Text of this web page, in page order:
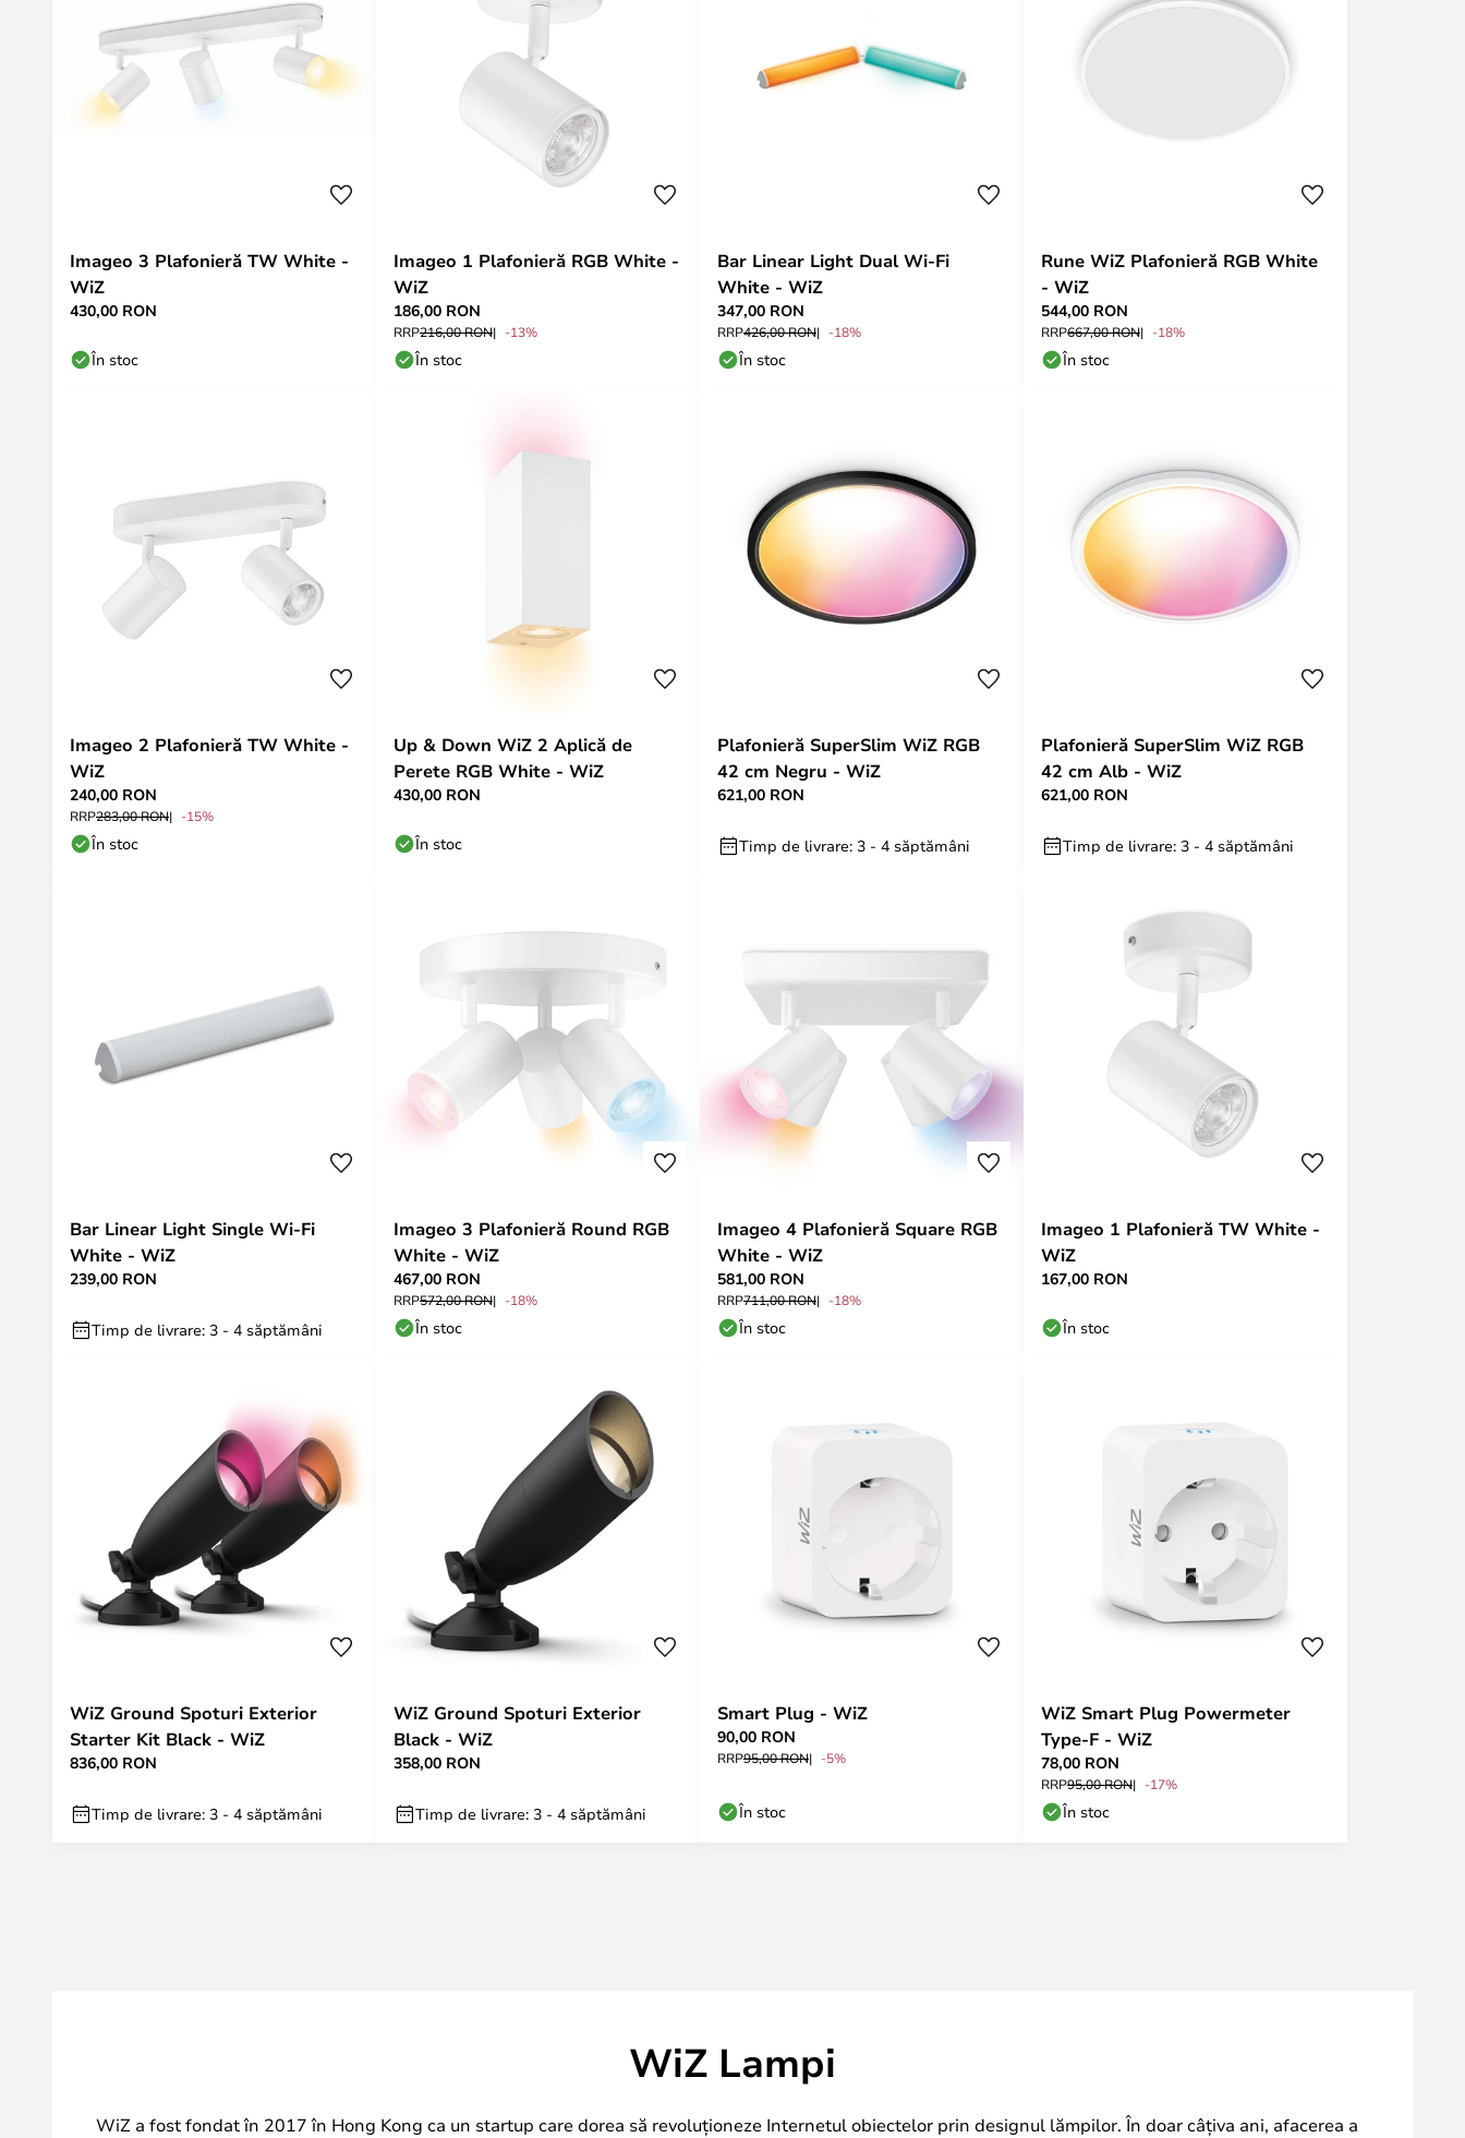
Imageo 3 Plafonieră TW White -
WiZ
430,00 RON
În stoc
Imageo 1 Plafonieră RGB White -
WiZ
186,00 RON
RRP216,00 RON -13%
În stoc
Bar Linear Light Dual Wi-Fi
White - WiZ
347,00 RON
RRP426,00 RON -18%
În stoc
Rune WiZ Plafonieră RGB White
- WiZ
544,00 RON
RRP667,00 RON -18%
În stoc
Imageo 2 Plafonieră TW White -
WiZ
240,00 RON
RRP283,00 RON -15%
În stoc
Up & Down WiZ 2 Aplică de
Perete RGB White - WiZ
430,00 RON
În stoc
Plafonieră SuperSlim WiZ RGB
42 cm Negru - WiZ
621,00 RON
Timp de livrare: 3 - 4 săptămâni
Plafonieră SuperSlim WiZ RGB
42 cm Alb - WiZ
621,00 RON
Timp de livrare: 3 - 4 săptămâni
Bar Linear Light Single Wi-Fi
White - WiZ
239,00 RON
Timp de livrare: 3 - 4 săptămâni
Imageo 3 Plafonieră Round RGB
White - WiZ
467,00 RON
RRP572,00 RON -18%
În stoc
Imageo 4 Plafonieră Square RGB
White - WiZ
581,00 RON
RRP711,00 RON -18%
În stoc
Imageo 1 Plafonieră TW White -
WiZ
167,00 RON
În stoc
WiZ Ground Spoturi Exterior
Starter Kit Black - WiZ
836,00 RON
Timp de livrare: 3 - 4 săptămâni
WiZ Ground Spoturi Exterior
Black - WiZ
358,00 RON
Timp de livrare: 3 - 4 săptămâni
Smart Plug - WiZ
90,00 RON
RRP95,00 RON -5%
În stoc
WiZ Smart Plug Powermeter
Type-F - WiZ
78,00 RON
RRP95,00 RON -17%
În stoc
WiZ Lampi
WiZ a fost fondat în 2017 în Hong Kong ca un startup care dorea să revoluționeze Internetul obiectelor prin designul lămpilor. În doar câțiva ani, afacerea a